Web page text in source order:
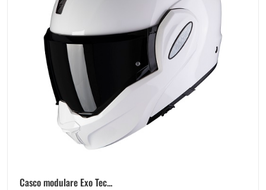
Casco modulare Exo Tec...